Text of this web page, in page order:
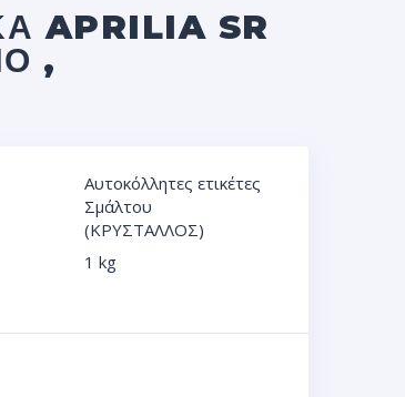
APRILIA SR
,
Αυτοκόλλητες ετικέτες
Σμάλτου
(ΚΡΥΣΤΑΛΛΟΣ)
1 kg